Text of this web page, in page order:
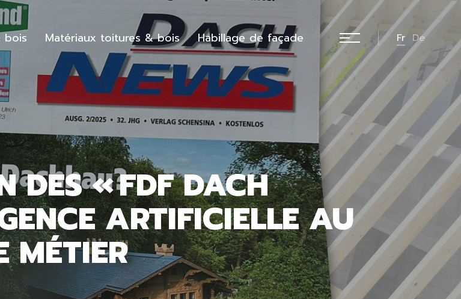
bois Matériaux toitures & bois Habillage de façade Fr De
DES « FDF DACH
ARTIFICIELLE AU
MÉTIER